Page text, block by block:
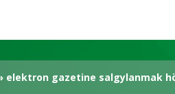
elektron gazetine salgylanmak